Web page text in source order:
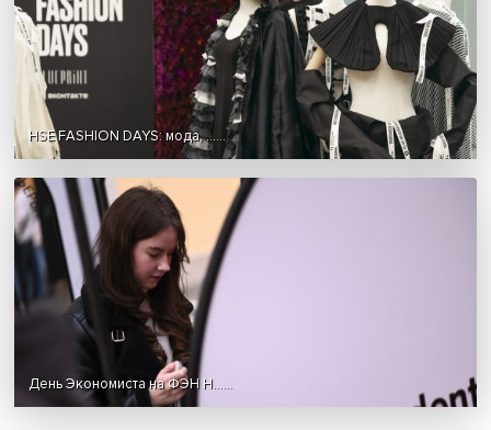
Вышка будущего: как прошел день открытых дверей
Студенческий фестиваль, посвященный Году защитника
Отечества и 80-летию Победы